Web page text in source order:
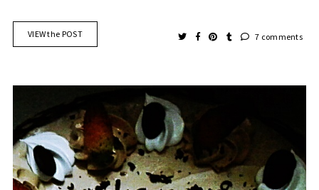
VIEW the POST 7 comments